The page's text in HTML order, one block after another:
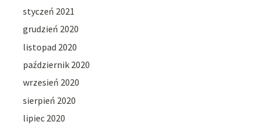
styczeń 2021
grudzień 2020
listopad 2020
październik 2020
wrzesień 2020
sierpień 2020
lipiec 2020